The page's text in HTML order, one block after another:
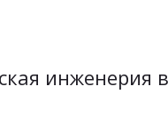
инженерия в